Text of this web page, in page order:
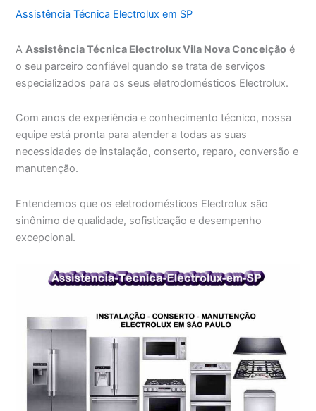
Assistência Técnica Electrolux em SP
AAssistência Técnica Electrolux Vila Nova Conceição é
o seu parceiro confiável quando se trata de serviços
especializados para os seus eletrodomésticos Electrolux.
Com anos de experiência e conhecimento técnico, nossa
equipe está pronta para atender a todas as suas
necessidades de instalação, conserto, reparo, conversão e
manutenção.
Entendemos que os eletrodomésticos Electrolux são
sinônimo de qualidade, sofisticação e desempenho
excepcional.